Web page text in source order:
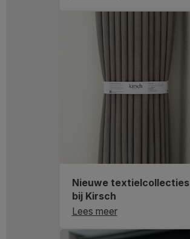
Nieuwe textielcollecties
bij Kirsch
Lees meer